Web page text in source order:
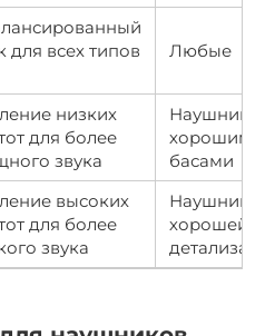
для всех типов
Любые
низких
для более
звука
Наушники
хорошими
басами
высоких
для более
звука
Наушники
хорошей